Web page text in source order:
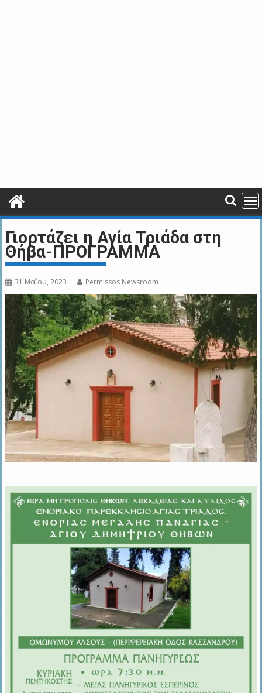
Γιορτάζει η Αγία Τριάδα στη
Θήβα-ΠΡΟΓΡΑΜΜΑ
31 Μαΐου, 2023 Permissos Newsroom